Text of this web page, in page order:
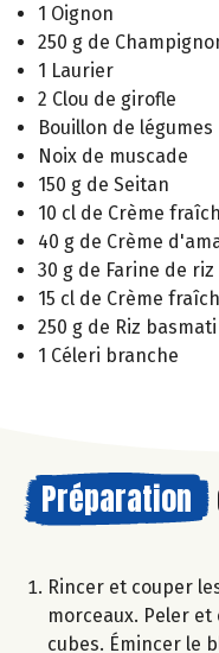
1 Oignon
250 g de
1 Laurier
2 Clou de girofle
Bouillon de légumes
Noix de muscade
150 g de Seitan
10 cl de Crème
40 g de Crème
30 g de Farine de riz
15 cl de Crème
250 g de Riz basmati
1 Céleri branche
Préparation
Rincer et couper
morceaux. Peler
cubes. Émincer le